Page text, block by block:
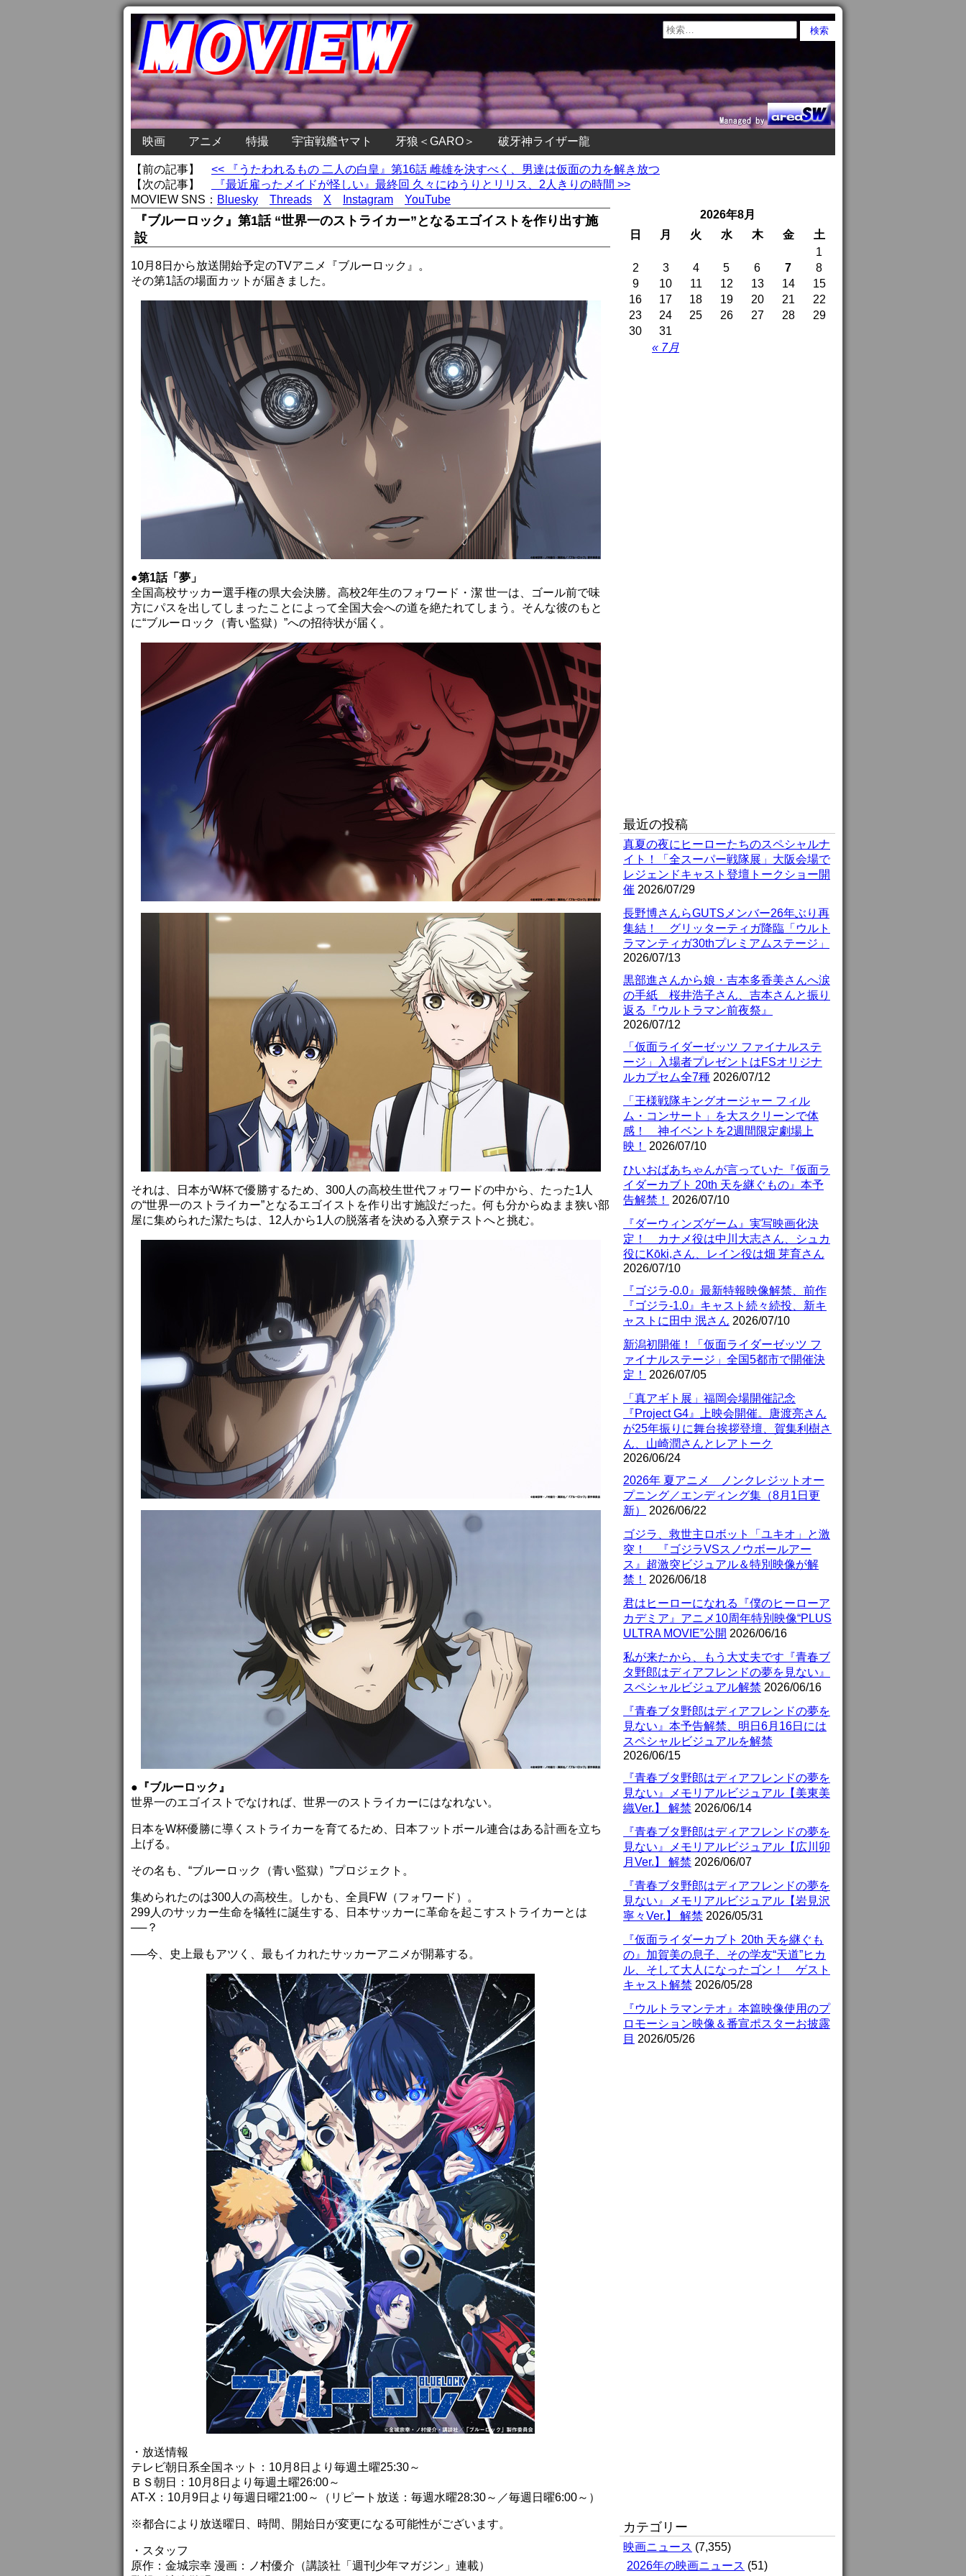
映画 アニメ 特撮 宇宙戦艦ヤマト 牙狼＜GARO＞ 破牙神ライザー龍
【前の記事】 << 『うたわれるもの 二人の白皇』第16話 雌雄を決すべく、男達は仮面の力を解き放つ
【次の記事】
『最近雇ったメイドが怪しい』最終回 久々にゆうりとリリス、2人きりの時間 >>
MOVIEW SNS： Bluesky Threads X Instagram YouTube
『ブルーロック』第1話 “世界一のストライカー”となるエゴイストを作り出す施
設
10月8日から放送開始予定のTVアニメ『ブルーロック』。
その第1話の場面カットが届きました。
●第1話「夢」
全国高校サッカー選手権の県大会決勝。高校2年生のフォワード・潔 世一は、ゴール前で味
方にパスを出してしまったことによって全国大会への道を絶たれてしまう。そんな彼のもと
に“ブルーロック（青い監獄）”への招待状が届く。
それは、日本がW杯で優勝するため、300人の高校生世代フォワードの中から、たった1人
の“世界一のストライカー”となるエゴイストを作り出す施設だった。何も分からぬまま狭い部
屋に集められた潔たちは、12人から1人の脱落者を決める入寮テストへと挑む。
●『ブルーロック』
世界一のエゴイストでなければ、世界一のストライカーにはなれない。
日本をW杯優勝に導くストライカーを育てるため、日本フットボール連合はある計画を立ち
上げる。
その名も、“ブルーロック（青い監獄）”プロジェクト。
集められたのは300人の高校生。しかも、全員FW（フォワード）。
299人のサッカー生命を犠牲に誕生する、日本サッカーに革命を起こすストライカーとは
──？
──今、史上最もアツく、最もイカれたサッカーアニメが開幕する。
・放送情報
テレビ朝日系全国ネット：10月8日より毎週土曜25:30～
ＢＳ朝日：10月8日より毎週土曜26:00～
AT-X：10月9日より毎週日曜21:00～（リピート放送：毎週水曜28:30～／毎週日曜6:00～）
※都合により放送曜日、時間、開始日が変更になる可能性がございます。
・スタッフ
原作：金城宗幸 漫画：ノ村優介（講談社「週刊少年マガジン」連載）
2026年8月
日
月 火 水 木 金 土
« 7月
1
2
3 4 5 6 7
8
9
10 11 12 13 14
15
16
17 18 19 20 21
22
23
24 25 26 27 28
29
30
31
最近の投稿
真夏の夜にヒーローたちのスペシャルナ
イト！「全スーパー戦隊展」大阪会場で
レジェンドキャスト登壇トークショー開
催 2026/07/29
長野博さんらGUTSメンバー26年ぶり再
集結！ グリッターティガ降臨「ウルト
ラマンティガ30thプレミアムステージ」
2026/07/13
黒部進さんから娘・吉本多香美さんへ涙
の手紙 桜井浩子さん、吉本さんと振り
返る『ウルトラマン前夜祭』
2026/07/12
「仮面ライダーゼッツ ファイナルステ
ージ」入場者プレゼントはFSオリジナ
ルカプセム全7種 2026/07/12
「王様戦隊キングオージャー フィル
ム・コンサート」を大スクリーンで体
感！ 神イベントを2週間限定劇場上
映！
2026/07/10
ひいおばあちゃんが言っていた『仮面ラ
イダーカブト 20th 天を継ぐもの』本予
告解禁！
2026/07/10
『ダーウィンズゲーム』実写映画化決
定！ カナメ役は中川大志さん、シュカ
役にKōki,さん、レイン役は畑 芽育さん
2026/07/10
『ゴジラ-0.0』最新特報映像解禁、前作
『ゴジラ-1.0』キャスト続々続投、新キ
ャストに田中 泯さん 2026/07/10
新潟初開催！「仮面ライダーゼッツ フ
ァイナルステージ」全国5都市で開催決
定！
2026/07/05
「真アギト展」福岡会場開催記念
『Project G4』上映会開催。唐渡亮さん
が25年振りに舞台挨拶登壇、賀集利樹さ
ん、山崎潤さんとレアトーク
2026/06/24
2026年 夏アニメ ノンクレジットオー
プニング／エンディング集（8月1日更
新）
2026/06/22
ゴジラ、救世主ロボット「ユキオ」と激
突！ 『ゴジラVSスノウボールアー
ス』超激突ビジュアル＆特別映像が解
禁！
2026/06/18
君はヒーローになれる『僕のヒーローア
カデミア』アニメ10周年特別映像“PLUS
ULTRA MOVIE”公開 2026/06/16
私が来たから、もう大丈夫です『青春ブ
タ野郎はディアフレンドの夢を見ない』
スペシャルビジュアル解禁 2026/06/16
『青春ブタ野郎はディアフレンドの夢を
見ない』本予告解禁、明日6月16日には
スペシャルビジュアルを解禁
2026/06/15
『青春ブタ野郎はディアフレンドの夢を
見ない』メモリアルビジュアル【美東美
織Ver.】 解禁 2026/06/14
『青春ブタ野郎はディアフレンドの夢を
見ない』メモリアルビジュアル【広川卯
月Ver.】 解禁 2026/06/07
『青春ブタ野郎はディアフレンドの夢を
見ない』メモリアルビジュアル【岩見沢
寧々Ver.】 解禁 2026/05/31
『仮面ライダーカブト 20th 天を継ぐも
の』加賀美の息子、その学友“天道”ヒカ
ル、そして大人になったゴン！ ゲスト
キャスト解禁 2026/05/28
『ウルトラマンテオ』本篇映像使用のプ
ロモーション映像＆番宣ポスターお披露
目 2026/05/26
カテゴリー
映画ニュース (7,355)
2026年の映画ニュース (51)